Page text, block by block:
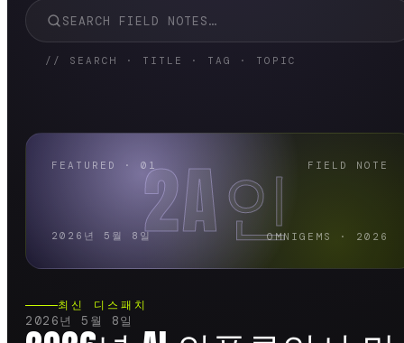
// SEARCH · TITLE · TAG · TOPIC
FEATURED · 01 FIELD NOTE
2A인
2026년 5월 8일 OMNIGEMS · 2026
최신 디스패치
2026년 5월 8일